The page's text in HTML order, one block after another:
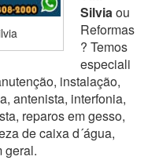
Silviaou
Reformas
? Temos
especiali
instalação,
antenista, interfonia,
reparos em gesso,
de caixa d´água,
geral.